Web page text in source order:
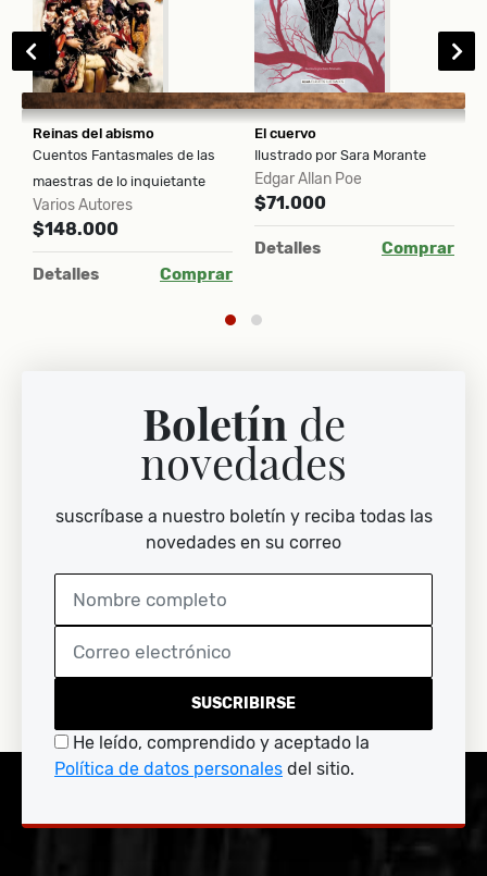
Reinas del abismo
Cuentos Fantasmales de las
maestras de lo inquietante
Varios Autores
$148.000
Detalles Comprar
El cuervo
Ilustrado por Sara Morante
Edgar Allan Poe
$71.000
Detalles Comprar
Boletín de
novedades
suscríbase a nuestro boletín y reciba todas las
novedades en su correo
SUSCRIBIRSE
He leído, comprendido y aceptado la
Política de datos personales del sitio.